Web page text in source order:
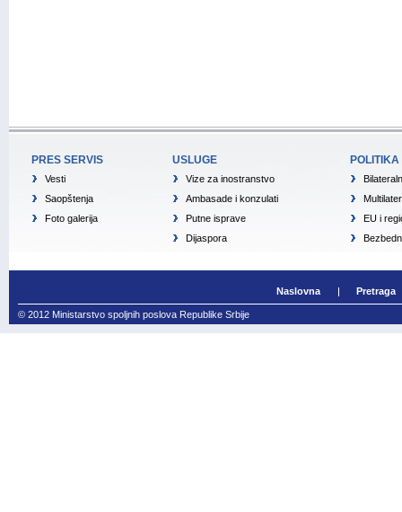
PRES SERVIS
Vesti
Saopštenja
Foto galerija
USLUGE
Vize za inostranstvo
Ambasade i konzulati
Putne isprave
Dijaspora
POLITIKA
EU i
Naslovna Pretraga
© 2012 Ministarstvo spoljnih poslova Republike Srbije